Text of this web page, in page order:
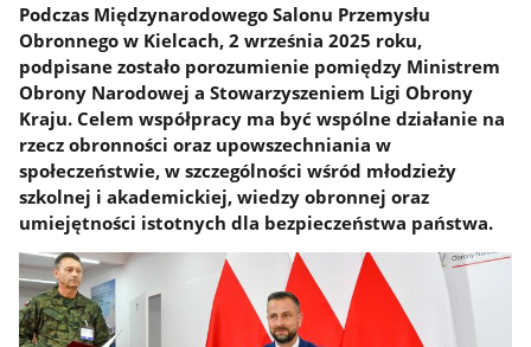
Podczas Międzynarodowego Salonu Przemysłu
Obronnego w Kielcach, 2 września 2025 roku,
podpisane zostało porozumienie pomiędzy Ministrem
Obrony Narodowej a Stowarzyszeniem Ligi Obrony
Kraju. Celem współpracy ma być wspólne działanie na
rzecz obronności oraz upowszechniania w
społeczeństwie, w szczególności wśród młodzieży
szkolnej i akademickiej, wiedzy obronnej oraz
umiejętności istotnych dla bezpieczeństwa państwa.